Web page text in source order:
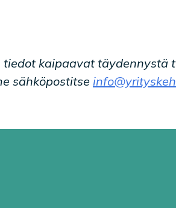
tiedot kaipaavat
sähköpostitse